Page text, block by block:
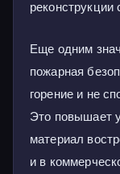
Еще одним
пожарная
горение и не
Это повышает
материал
и в